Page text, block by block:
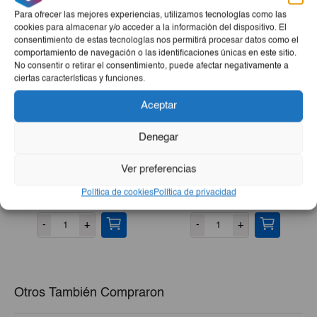
Para ofrecer las mejores experiencias, utilizamos tecnologías como las
cookies para almacenar y/o acceder a la información del dispositivo. El
consentimiento de estas tecnologías nos permitirá procesar datos como el
comportamiento de navegación o las identificaciones únicas en este sitio.
No consentir o retirar el consentimiento, puede afectar negativamente a
ciertas características y funciones.
Aceptar
Denegar
Ver preferencias
Política de cookiesPolítica de privacidad
€2,20
- +
€1,30
- +
Otros También Compraron